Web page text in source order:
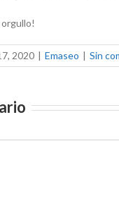
orgullo!
2020 | Emaseo | Sin